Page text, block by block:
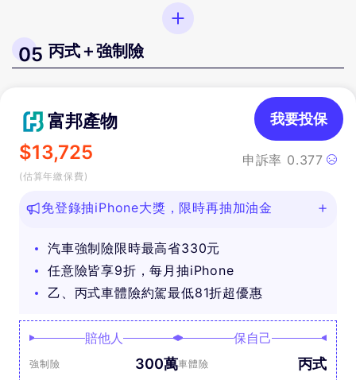
05 丙式＋強制險
富邦產物
$13,725
(估算年繳保費)
申訴率 0.377
我要投保
免登錄抽iPhone大獎，限時再抽加油金
汽車強制險限時最高省330元
任意險皆享9折，每月抽iPhone
乙、丙式車體險約駕最低81折超優惠
賠他人
強制險 300萬
保自己
車體險 丙式